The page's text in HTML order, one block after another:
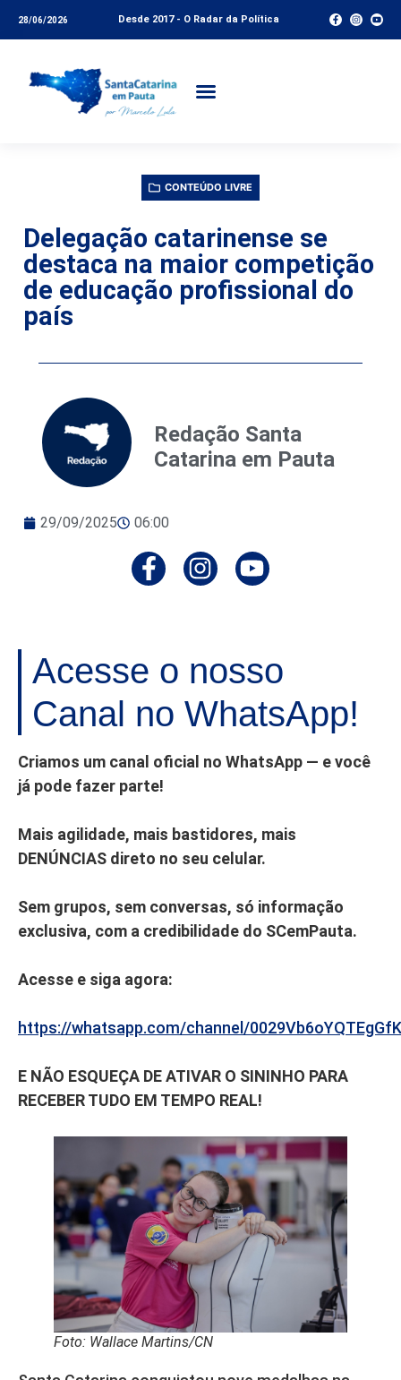
28/06/2026 Desde 2017 - O Radar da Política
CONTEÚDO LIVRE
Delegação catarinense se
destaca na maior competição
de educação profissional do
país
Redação Santa
Catarina em Pauta
29/09/2025 06:00
Acesse o nosso
Canal no WhatsApp!
Criamos um canal oficial no WhatsApp — e você
já pode fazer parte!
Mais agilidade, mais bastidores, mais
DENÚNCIAS direto no seu celular.
Sem grupos, sem conversas, só informação
exclusiva, com a credibilidade do SCemPauta.
Acesse e siga agora:
https://whatsapp.com/channel/
E NÃO ESQUEÇA DE ATIVAR O SININHO PARA
RECEBER TUDO EM TEMPO REAL!
Foto: Wallace Martins/CN